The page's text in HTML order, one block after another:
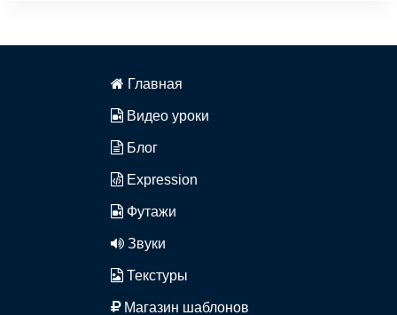
Главная
Видео уроки
Блог
Expression
Футажи
Звуки
Текстуры
Магазин шаблонов